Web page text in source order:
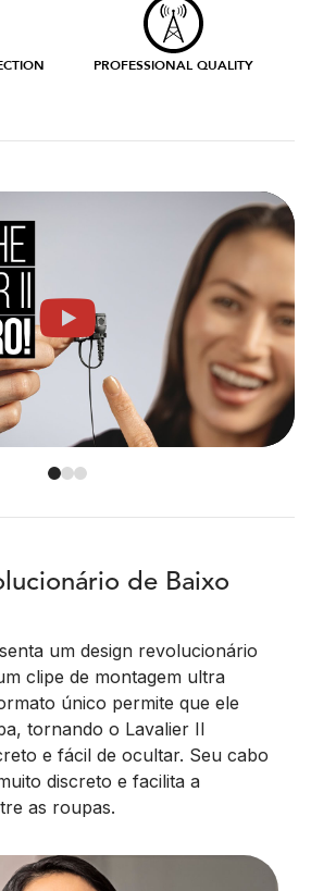
PROFESSIONAL QUALITY
de Baixo
um design revolucionário
clipe de montagem ultra
único permite que ele
tornando o Lavalier II
e fácil de ocultar. Seu cabo
discreto e facilita a
as roupas.